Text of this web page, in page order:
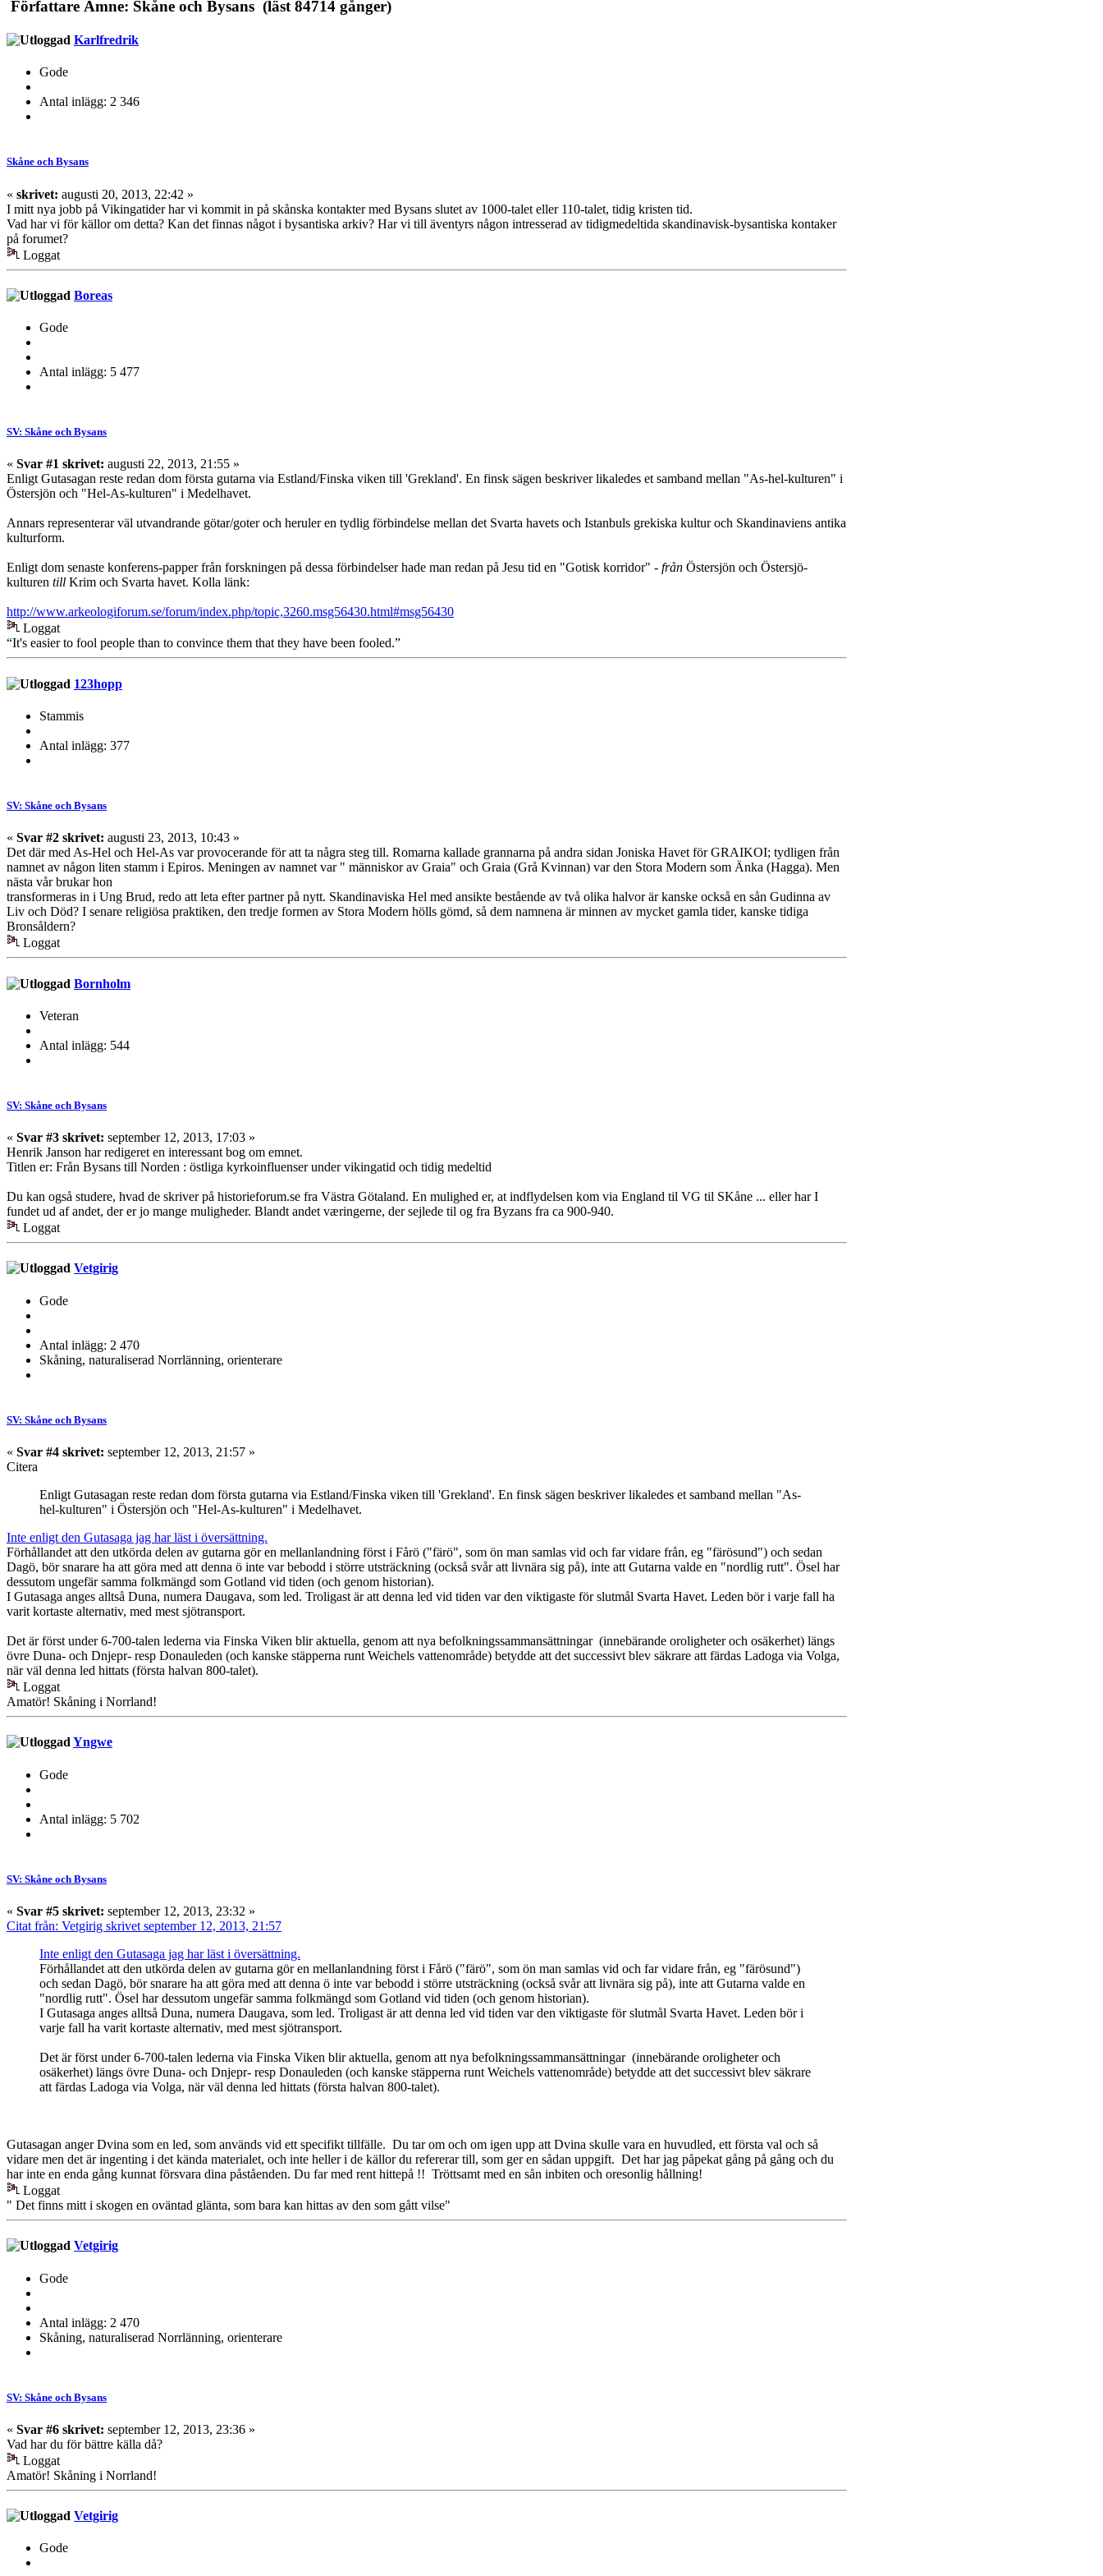
Författare Ämne: Skåne och Bysans (läst 84714 gånger)
Karlfredrik
Gode
Antal inlägg: 2 346
Skåne och Bysans
« skrivet: augusti 20, 2013, 22:42 »
I mitt nya jobb på Vikingatider har vi kommit in på skånska kontakter med Bysans slutet av 1000-talet eller 110-talet, tidig kristen tid.
Vad har vi för källor om detta? Kan det finnas något i bysantiska arkiv? Har vi till äventyrs någon intresserad av tidigmedeltida skandinavisk-bysantiska kontaker
på forumet?
Loggat
Boreas
Gode
Antal inlägg: 5 477
SV: Skåne och Bysans
« Svar #1 skrivet: augusti 22, 2013, 21:55 »
Enligt Gutasagan reste redan dom första gutarna via Estland/Finska viken till 'Grekland'. En finsk sägen beskriver likaledes et samband mellan "As-hel-kulturen" i
Östersjön och "Hel-As-kulturen" i Medelhavet.
Annars representerar väl utvandrande götar/goter och heruler en tydlig förbindelse mellan det Svarta havets och Istanbuls grekiska kultur och Skandinaviens antika
kulturform.
Enligt dom senaste konferens-papper från forskningen på dessa förbindelser hade man redan på Jesu tid en "Gotisk korridor" - från Östersjön och Östersjö-
kulturen till Krim och Svarta havet. Kolla länk:
http://www.arkeologiforum.se/forum/index.php/topic,3260.msg56430.html#msg56430
Loggat
“It's easier to fool people than to convince them that they have been fooled.”
123hopp
Stammis
Antal inlägg: 377
SV: Skåne och Bysans
« Svar #2 skrivet: augusti 23, 2013, 10:43 »
Det där med As-Hel och Hel-As var provocerande för att ta några steg till. Romarna kallade grannarna på andra sidan Joniska Havet för GRAIKOI; tydligen från
namnet av någon liten stamm i Epiros. Meningen av namnet var " människor av Graia" och Graia (Grå Kvinnan) var den Stora Modern som Änka (Hagga). Men
nästa vår brukar hon
transformeras in i Ung Brud, redo att leta efter partner på nytt. Skandinaviska Hel med ansikte bestående av två olika halvor är kanske också en sån Gudinna av
Liv och Död? I senare religiösa praktiken, den tredje formen av Stora Modern hölls gömd, så dem namnena är minnen av mycket gamla tider, kanske tidiga
Bronsåldern?
Loggat
Bornholm
Veteran
Antal inlägg: 544
SV: Skåne och Bysans
« Svar #3 skrivet: september 12, 2013, 17:03 »
Henrik Janson har redigeret en interessant bog om emnet.
Titlen er: Från Bysans till Norden : östliga kyrkoinfluenser under vikingatid och tidig medeltid
Du kan også studere, hvad de skriver på historieforum.se fra Västra Götaland. En mulighed er, at indflydelsen kom via England til VG til SKåne ... eller har I
fundet ud af andet, der er jo mange muligheder. Blandt andet væringerne, der sejlede til og fra Byzans fra ca 900-940.
Loggat
Vetgirig
Gode
Antal inlägg: 2 470
Skåning, naturaliserad Norrlänning, orienterare
SV: Skåne och Bysans
« Svar #4 skrivet: september 12, 2013, 21:57 »
Citera
Enligt Gutasagan reste redan dom första gutarna via Estland/Finska viken till 'Grekland'. En finsk sägen beskriver likaledes et samband mellan "As-
hel-kulturen" i Östersjön och "Hel-As-kulturen" i Medelhavet.
Inte enligt den Gutasaga jag har läst i översättning.
Förhållandet att den utkörda delen av gutarna gör en mellanlandning först i Fårö ("färö", som ön man samlas vid och far vidare från, eg "färösund") och sedan
Dagö, bör snarare ha att göra med att denna ö inte var bebodd i större utsträckning (också svår att livnära sig på), inte att Gutarna valde en "nordlig rutt". Ösel har
dessutom ungefär samma folkmängd som Gotland vid tiden (och genom historian).
I Gutasaga anges alltså Duna, numera Daugava, som led. Troligast är att denna led vid tiden var den viktigaste för slutmål Svarta Havet. Leden bör i varje fall ha
varit kortaste alternativ, med mest sjötransport.
Det är först under 6-700-talen lederna via Finska Viken blir aktuella, genom att nya befolkningssammansättningar (innebärande oroligheter och osäkerhet) längs
övre Duna- och Dnjepr- resp Donauleden (och kanske stäpperna runt Weichels vattenområde) betydde att det successivt blev säkrare att färdas Ladoga via Volga,
när väl denna led hittats (första halvan 800-talet).
Loggat
Amatör! Skåning i Norrland!
Yngwe
Gode
Antal inlägg: 5 702
SV: Skåne och Bysans
« Svar #5 skrivet: september 12, 2013, 23:32 »
Citat från: Vetgirig skrivet september 12, 2013, 21:57
Inte enligt den Gutasaga jag har läst i översättning.
Förhållandet att den utkörda delen av gutarna gör en mellanlandning först i Fårö ("färö", som ön man samlas vid och far vidare från, eg "färösund")
och sedan Dagö, bör snarare ha att göra med att denna ö inte var bebodd i större utsträckning (också svår att livnära sig på), inte att Gutarna valde en
"nordlig rutt". Ösel har dessutom ungefär samma folkmängd som Gotland vid tiden (och genom historian).
I Gutasaga anges alltså Duna, numera Daugava, som led. Troligast är att denna led vid tiden var den viktigaste för slutmål Svarta Havet. Leden bör i
varje fall ha varit kortaste alternativ, med mest sjötransport.
Det är först under 6-700-talen lederna via Finska Viken blir aktuella, genom att nya befolkningssammansättningar (innebärande oroligheter och
osäkerhet) längs övre Duna- och Dnjepr- resp Donauleden (och kanske stäpperna runt Weichels vattenområde) betydde att det successivt blev säkrare
att färdas Ladoga via Volga, när väl denna led hittats (första halvan 800-talet).
Gutasagan anger Dvina som en led, som används vid ett specifikt tillfälle. Du tar om och om igen upp att Dvina skulle vara en huvudled, ett första val och så
vidare men det är ingenting i det kända materialet, och inte heller i de källor du refererar till, som ger en sådan uppgift. Det har jag påpekat gång på gång och du
har inte en enda gång kunnat försvara dina påståenden. Du far med rent hittepå !! Tröttsamt med en sån inbiten och oresonlig hållning!
Loggat
" Det finns mitt i skogen en oväntad glänta, som bara kan hittas av den som gått vilse"
Vetgirig
Gode
Antal inlägg: 2 470
Skåning, naturaliserad Norrlänning, orienterare
SV: Skåne och Bysans
« Svar #6 skrivet: september 12, 2013, 23:36 »
Vad har du för bättre källa då?
Loggat
Amatör! Skåning i Norrland!
Vetgirig
Gode